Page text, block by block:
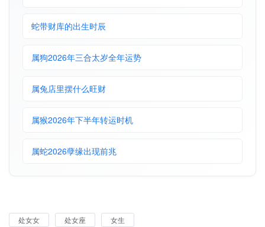
蛇带财库的出生时辰
属狗2026年三合太岁全年运势
属兔店里摆什么旺财
属猴2026年下半年转运时机
属蛇2026孽缘出现前兆
处女女 处女座 女生